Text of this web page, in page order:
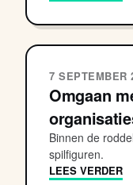
7 SEPTEMBER
Omgaan
Binnen de
spilfiguren.
LEES VERDER